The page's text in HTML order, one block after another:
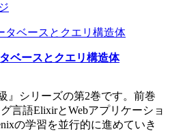
ベースとクエリ構造体
』シリーズの第2巻です。前巻
言語ElixirとWebアプリケーショ
の学習を並行的に進めていき